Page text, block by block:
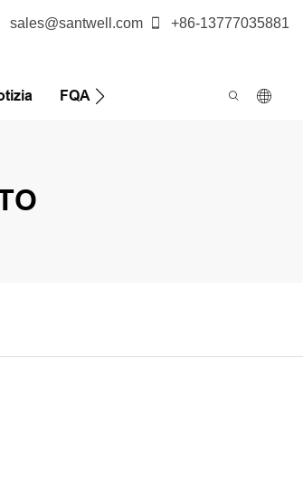
sales@santwell.com +86-13777035881
FQA